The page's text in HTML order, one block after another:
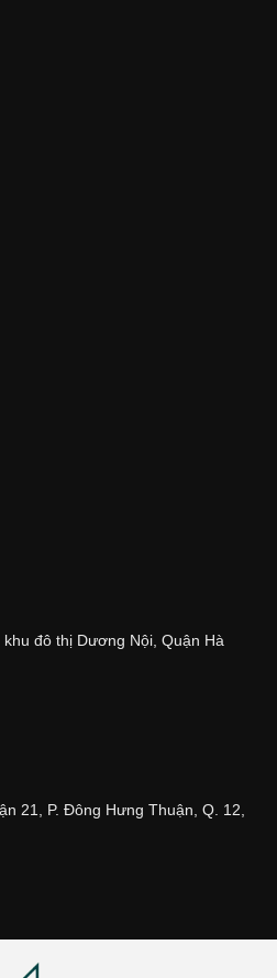
đô thị Dương Nội, Quận Hà
21, P. Đông Hưng Thuận, Q. 12,